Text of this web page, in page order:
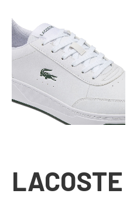
LACOSTE